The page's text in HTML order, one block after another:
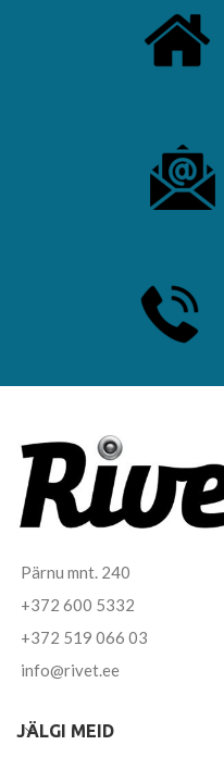
Pärnu mnt. 240
+372 600 5332
+372 519 066 03
info@rivet.ee
JÄLGI MEID